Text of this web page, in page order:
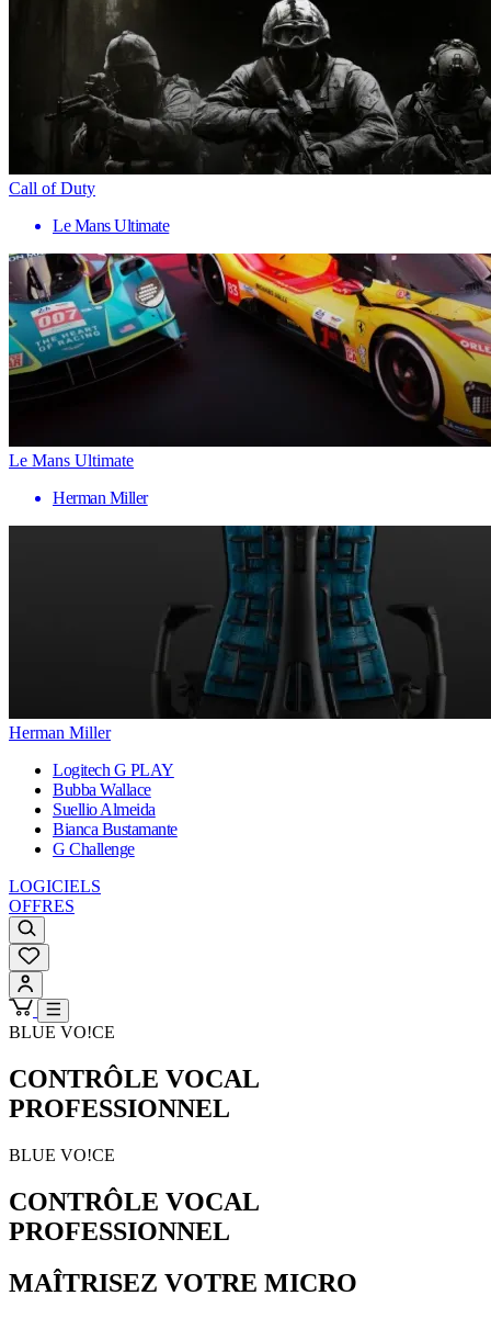
Call of Duty
Le Mans Ultimate
Le Mans Ultimate
Herman Miller
Herman Miller
Logitech G PLAY
Bubba Wallace
Suellio Almeida
Bianca Bustamante
G Challenge
LOGICIELS
OFFRES
BLUE VO!CE
CONTRÔLE VOCAL
PROFESSIONNEL
BLUE VO!CE
CONTRÔLE VOCAL
PROFESSIONNEL
MAÎTRISEZ VOTRE MICRO